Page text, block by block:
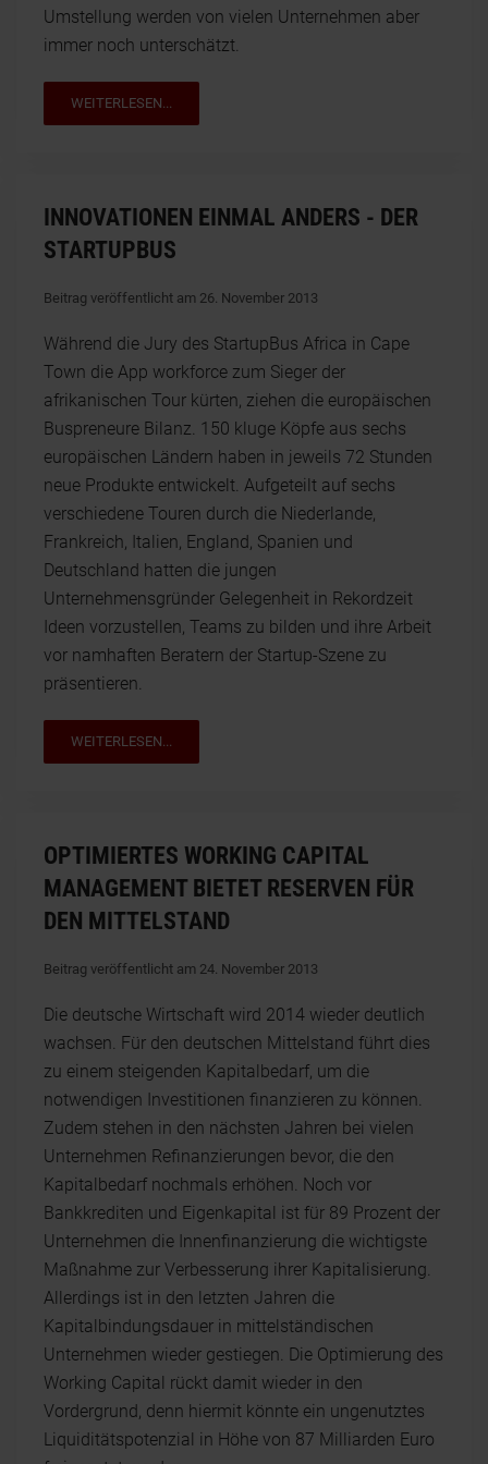
Umstellung werden von vielen Unternehmen aber
immer noch unterschätzt.
WEITERLESEN...
INNOVATIONEN EINMAL ANDERS - DER
STARTUPBUS
Beitrag veröffentlicht am 26. November 2013
Während die Jury des StartupBus Africa in Cape
Town die App workforce zum Sieger der
afrikanischen Tour kürten, ziehen die europäischen
Buspreneure Bilanz. 150 kluge Köpfe aus sechs
europäischen Ländern haben in jeweils 72 Stunden
neue Produkte entwickelt. Aufgeteilt auf sechs
verschiedene Touren durch die Niederlande,
Frankreich, Italien, England, Spanien und
Deutschland hatten die jungen
Unternehmensgründer Gelegenheit in Rekordzeit
Ideen vorzustellen, Teams zu bilden und ihre Arbeit
vor namhaften Beratern der Startup-Szene zu
präsentieren.
WEITERLESEN...
OPTIMIERTES WORKING CAPITAL
MANAGEMENT BIETET RESERVEN FÜR
DEN MITTELSTAND
Beitrag veröffentlicht am 24. November 2013
Die deutsche Wirtschaft wird 2014 wieder deutlich
wachsen. Für den deutschen Mittelstand führt dies
zu einem steigenden Kapitalbedarf, um die
notwendigen Investitionen finanzieren zu können.
Zudem stehen in den nächsten Jahren bei vielen
Unternehmen Refinanzierungen bevor, die den
Kapitalbedarf nochmals erhöhen. Noch vor
Bankkrediten und Eigenkapital ist für 89 Prozent der
Unternehmen die Innenfinanzierung die wichtigste
Maßnahme zur Verbesserung ihrer Kapitalisierung.
Allerdings ist in den letzten Jahren die
Kapitalbindungsdauer in mittelständischen
Unternehmen wieder gestiegen. Die Optimierung des
Working Capital rückt damit wieder in den
Vordergrund, denn hiermit könnte ein ungenutztes
Liquiditätspotenzial in Höhe von 87 Milliarden Euro